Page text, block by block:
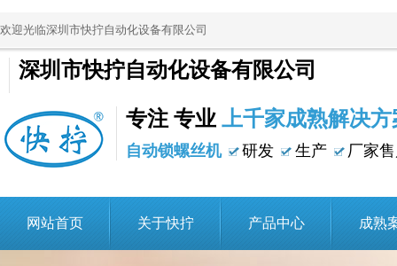
欢迎光临深圳市快拧自动化设备有限公司
深圳市快拧自动化设备有限公司
专注 专业 上千家成熟解决方
自动锁螺丝机 研发 生产 厂家
网站首页 关于快拧 产品中心 成熟